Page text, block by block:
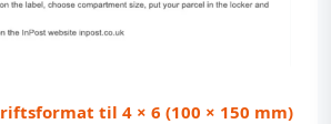
til 4 × 6 (100 × 150 mm)